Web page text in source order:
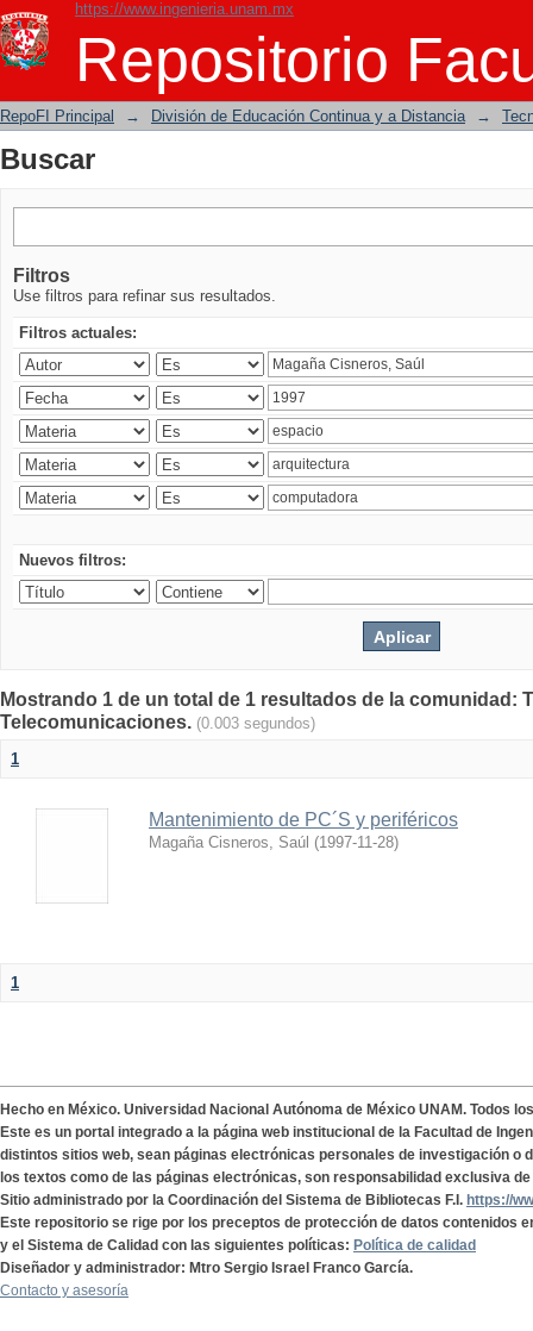
https://www.ingenieria.unam.mx
Repositorio
Buscar
RepoFI Principal → División de Educación Continua y a Distancia →
Buscar
Filtros
Use filtros para refinar sus resultados.
Filtros actuales:
Nuevos filtros:
Mostrando 1 de un total de 1 resultados de la comunidad:
Telecomunicaciones. (0.003 segundos)
1
Mantenimiento de PC´S y periféricos
Magaña Cisneros, Saúl (1997-11-28)
1
Hecho en México. Universidad Nacional Autónoma de México UNAM. Todos
Este es un portal integrado a la página web institucional de la Facultad de
distintos sitios web, sean páginas electrónicas personales de investigación o
los textos como de las páginas electrónicas, son responsabilidad exclusiva
Sitio administrado por la Coordinación del Sistema de Bibliotecas F.I. https://
Este repositorio se rige por los preceptos de protección de datos contenidos
y el Sistema de Calidad con las siguientes políticas: Política de calidad
Diseñador y administrador: Mtro Sergio Israel Franco García.
Contacto y asesoría